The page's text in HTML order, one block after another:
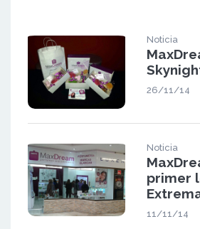
Noticia
26/11/14
Noticia
primer
11/11/14